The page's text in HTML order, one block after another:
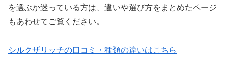
を選ぶか迷っている方は、違いや選び方をまとめたページ
もあわせてご覧ください。
シルクザリッチの口コミ・種類の違いはこちら